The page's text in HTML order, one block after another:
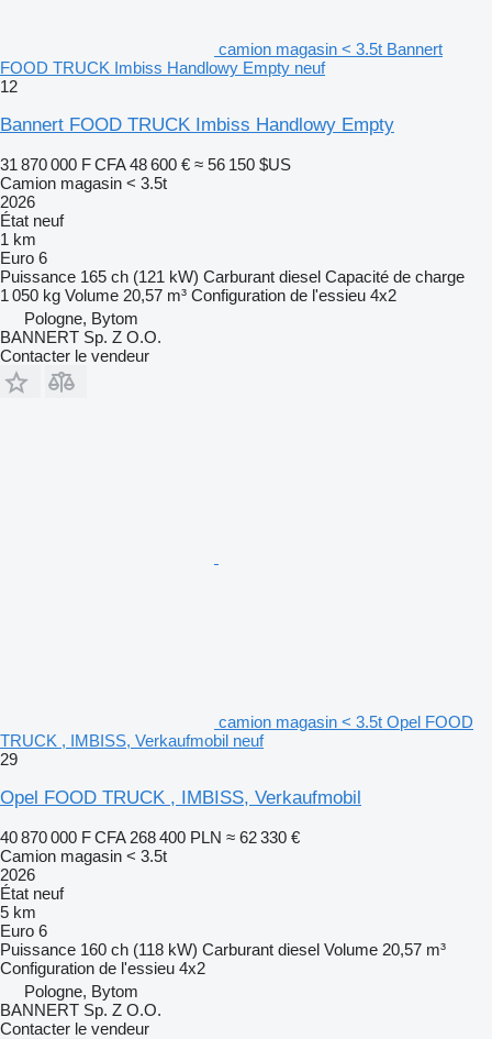
camion magasin < 3.5t Bannert
FOOD TRUCK Imbiss Handlowy Empty neuf
12
Bannert FOOD TRUCK Imbiss Handlowy Empty
31 870 000 F CFA 48 600 € ≈ 56 150 $US
Camion magasin < 3.5t
2026
État neuf
1 km
Euro 6
Puissance 165 ch (121 kW) Carburant diesel Capacité de charge
1 050 kg Volume 20,57 m³ Configuration de l'essieu 4x2
Pologne, Bytom
BANNERT Sp. Z O.O.
Contacter le vendeur
camion magasin < 3.5t Opel FOOD
TRUCK , IMBISS, Verkaufmobil neuf
29
Opel FOOD TRUCK , IMBISS, Verkaufmobil
40 870 000 F CFA 268 400 PLN ≈ 62 330 €
Camion magasin < 3.5t
2026
État neuf
5 km
Euro 6
Puissance 160 ch (118 kW) Carburant diesel Volume 20,57 m³
Configuration de l'essieu 4x2
Pologne, Bytom
BANNERT Sp. Z O.O.
Contacter le vendeur